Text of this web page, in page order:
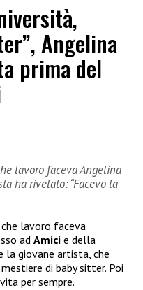
Angelina
prima del
lavoro faceva Angelina
ha rivelato: “Facevo la
lavoro faceva
ad Amici e della
la giovane artista, che
di baby sitter. Poi
per sempre.